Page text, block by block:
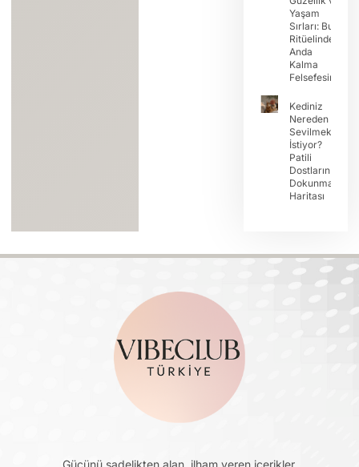
Yaşam
Sırları: Buz
Ritüelinden
Anda
Kalma
Felsefesine
Kediniz
Nereden
Sevilmek
İstiyor?
Patili
Dostların
Dokunma
Haritası
Gücünü sadelikten alan, ilham veren içerikler.